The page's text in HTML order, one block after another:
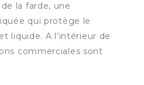
la farde, une
qui protège le
liquide. A l’intérieur de
commerciales sont